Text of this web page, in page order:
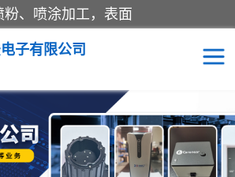
、喷涂加工，表面
子有限公司